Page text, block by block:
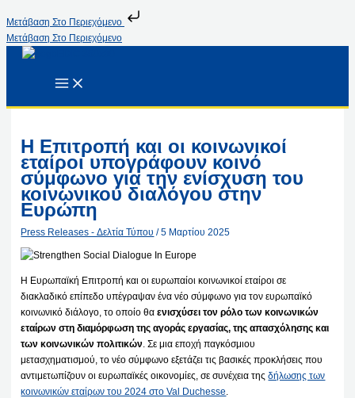
Μετάβαση Στο Περιεχόμενο
Μετάβαση Στο Περιεχόμενο
Η Επιτροπή και οι κοινωνικοί
εταίροι υπογράφουν κοινό
σύμφωνο για την ενίσχυση του
κοινωνικού διαλόγου στην
Ευρώπη
Press Releases - Δελτία Τύπου /5 Μαρτίου 2025
Η Ευρωπαϊκή Επιτροπή και οι ευρωπαίοι κοινωνικοί εταίροι σε
διακλαδικό επίπεδο υπέγραψαν ένα νέο σύμφωνο για τον ευρωπαϊκό
κοινωνικό διάλογο, το οποίο θαενισχύσει τον ρόλο των κοινωνικών
εταίρων στη διαμόρφωση της αγοράς εργασίας, της απασχόλησης και
των κοινωνικών πολιτικών. Σε μια εποχή παγκόσμιου
μετασχηματισμού, το νέο σύμφωνο εξετάζει τις βασικές προκλήσεις που
αντιμετωπίζουν οι ευρωπαϊκές οικονομίες, σε συνέχεια τηςδήλωσης των
κοινωνικών εταίρων του 2024 στο Val Duchesse.